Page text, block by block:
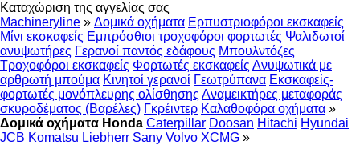
Καταχώριση της αγγελίας σας
Machineryline » Δομικά οχήματα Ερπυστριοφόροι εκσκαφείς
Μίνι εκσκαφείς Εμπρόσθιοι τροχοφόροι φορτωτές Ψαλιδωτοί
ανυψωτήρες Γερανοί παντός εδάφους Μπουλντόζες
Τροχοφόροι εκσκαφείς Φορτωτές εκσκαφείς Ανυψωτικά με
αρθρωτή μπούμα Κινητοί γερανοί Γεωτρύπανα Εκσκαφείς-
φορτωτές μονόπλευρης ολίσθησης Αναμεικτήρες μεταφοράς
σκυροδέματος (Βαρέλες) Γκρέιντερ Καλαθοφόρα οχήματα »
Δομικά οχήματα Honda Caterpillar Doosan Hitachi Hyundai
JCB Komatsu Liebherr Sany Volvo XCMG »